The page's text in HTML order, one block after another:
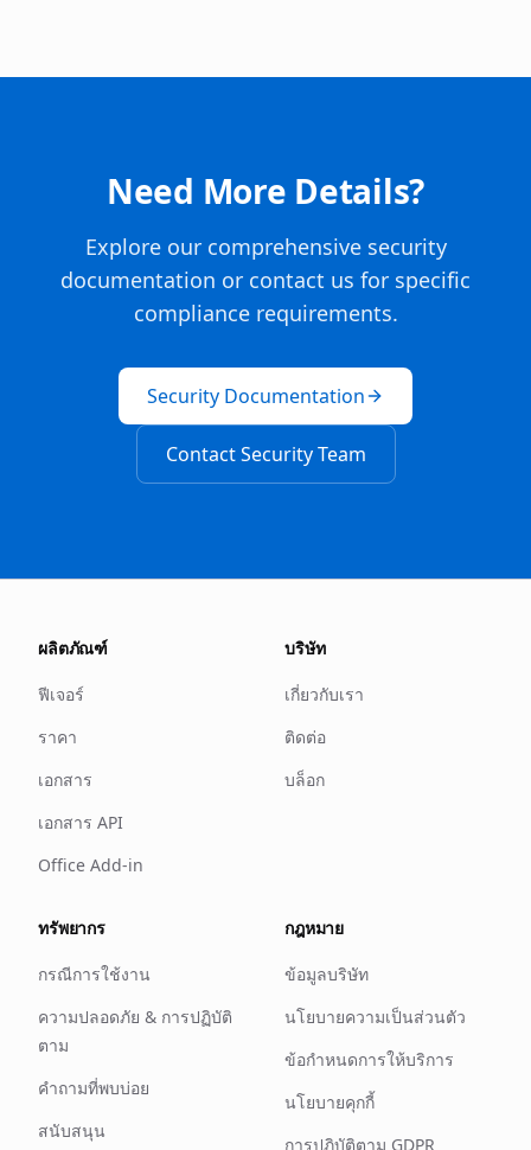
Need More Details?
Explore our comprehensive security
documentation or contact us for specific
compliance requirements.
Security Documentation
Contact Security Team
ผลิตภัณฑ์
ฟีเจอร์
ราคา
เอกสาร
เอกสาร API
Office Add-in
บริษัท
เกี่ยวกับเรา
ติดต่อ
บล็อก
ทรัพยากร
กรณีการใช้งาน
ความปลอดภัย & การปฏิบัติ
ตาม
คำถามที่พบบ่อย
สนับสนุน
กฎหมาย
ข้อมูลบริษัท
นโยบายความเป็นส่วนตัว
ข้อกำหนดการให้บริการ
นโยบายคุกกี้
การปฏิบัติตาม GDPR